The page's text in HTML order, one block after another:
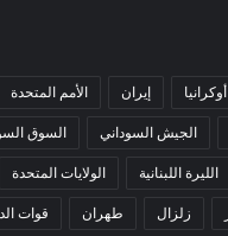
أوكرانيا إيران الأمم المتحدة
الجيش السوداني السوق
الليرة اللبنانية الولايات المتحدة
زلزال طهران قوات